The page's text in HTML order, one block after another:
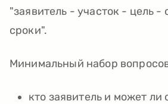
"заявитель - участок - цель -
сроки".
Минимальный набор
кто заявитель и может ли